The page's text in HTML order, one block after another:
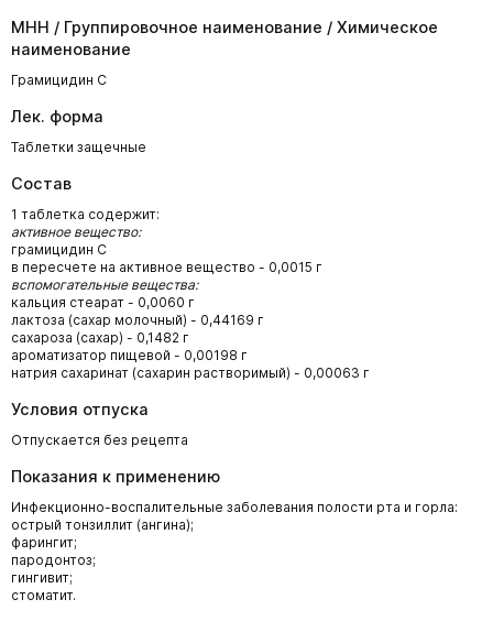
МНН / Группировочное наименование / Химическое
наименование
Грамицидин С
Лек. форма
Таблетки защечные
Состав
1 таблетка содержит:
активное вещество:
грамицидин С
в пересчете на активное вещество - 0,0015 г
вспомогательные вещества:
кальция стеарат - 0,0060 г
лактоза (сахар молочный) - 0,44169 г
сахароза (сахар) - 0,1482 г
ароматизатор пищевой - 0,00198 г
натрия сахаринат (сахарин растворимый) - 0,00063 г
Условия отпуска
Отпускается без рецепта
Показания к применению
Инфекционно-воспалительные заболевания полости рта и горла:
острый тонзиллит (ангина);
фарингит;
пародонтоз;
гингивит;
стоматит.